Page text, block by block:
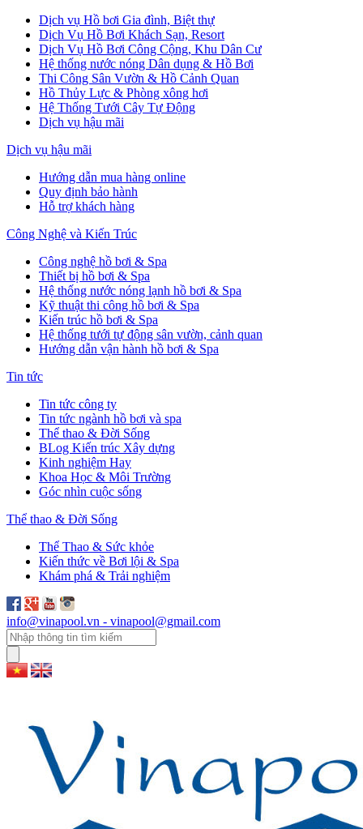
Dịch vụ Hồ bơi Gia đình, Biệt thự
Dịch Vụ Hồ Bơi Khách Sạn, Resort
Dịch Vụ Hồ Bơi Công Cộng, Khu Dân Cư
Hệ thống nước nóng Dân dụng & Hồ Bơi
Thi Công Sân Vườn & Hồ Cảnh Quan
Hồ Thủy Lực & Phòng xông hơi
Hệ Thống Tưới Cây Tự Động
Dịch vụ hậu mãi
Dịch vụ hậu mãi
Hướng dẫn mua hàng online
Quy định bảo hành
Hỗ trợ khách hàng
Công Nghệ và Kiến Trúc
Công nghệ hồ bơi & Spa
Thiết bị hồ bơi & Spa
Hệ thống nước nóng lạnh hồ bơi & Spa
Kỹ thuật thi công hồ bơi & Spa
Kiến trúc hồ bơi & Spa
Hệ thống tưới tự động sân vườn, cảnh quan
Hướng dẫn vận hành hồ bơi & Spa
Tin tức
Tin tức công ty
Tin tức ngành hồ bơi và spa
Thể thao & Đời Sống
BLog Kiến trúc Xây dựng
Kinh nghiệm Hay
Khoa Học & Môi Trường
Góc nhìn cuộc sống
Thể thao & Đời Sống
Thể Thao & Sức khỏe
Kiến thức về Bơi lội & Spa
Khám phá & Trải nghiệm
info@vinapool.vn - vinapool@gmail.com